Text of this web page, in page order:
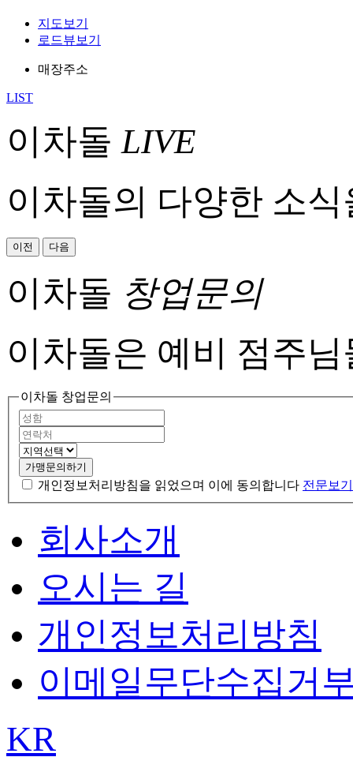
지도보기
로드뷰보기
매장주소
LIST
이차돌 LIVE
이차돌의 다양한 소
이전 다음
이차돌 창업문의
이차돌은 예비 점주
이차돌 창업문의
가맹문의하기
개인정보처리방침을 읽었으며 이에 동의합니다 전문보기
회사소개
오시는 길
개인정보처리방침
이메일무단수집거
KR